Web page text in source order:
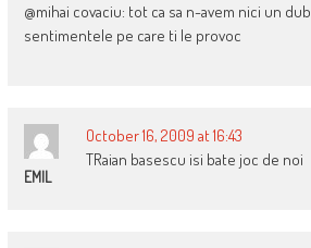
@mihai covaciu: tot ca sa n-avem nici un
sentimentele pe care ti le provoc
EMIL
October 16, 2009 at 16:43
TRaian basescu isi bate joc de noi